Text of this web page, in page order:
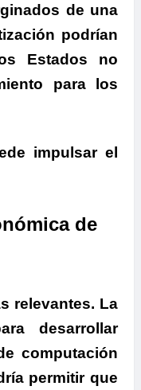
de una
podrían
Estados no
para los
impulsar el
de
relevantes. La
desarrollar
computación
permitir que